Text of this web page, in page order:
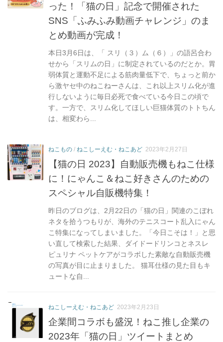
った！「猫の日」記念で開催された
SNS「ふみふみ動画チャレンジ」のま
とめ動画が完成！
本日3月6日は、「 スリ（３）ム（６）」の語呂合わ
せから「スリムの日」に制定されているのだとか。胃
弱体質と運動不足による筋肉量低下で、ちょっと前か
ら激ヤセ中のねこねーさんは、これ以上スリム化が進
行しないように毎日必死で食べている今日この頃で
す。一方で、スリム化してほしい巨猫体質のトトちん
は、相変わら...
ねこもの / ねこしーえむ・ねこあど 2023年2月27日
【猫の日 2023】自動販売機もねこ仕様
に！にゃんこ＆ねこ好きさんのための
スペシャル自販機特集！
昨日のブログは、2月22日の「猫の日」関連のこぼれ
ネタを拾うつもりが、海外のテニスコート乱入にゃん
こ特集になってしまいました。「今日こそは！」と思
い直して検索した結果、ダイドードリンコとネスレ
ピュリナ ペットケアがコラボした素敵な自動販売機
の写真が目に止まりました。 猫耳仕様の見た目もキ
ュートな自...
ねこしーえむ・ねこあど 2023年2月23日
企業間コラボも盛況！ねこ推し企業の
2023年「猫の日」ツイートまとめ